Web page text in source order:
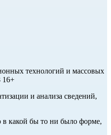
технологий и массовых
16+
и анализа сведений,
в какой бы то ни было форме,